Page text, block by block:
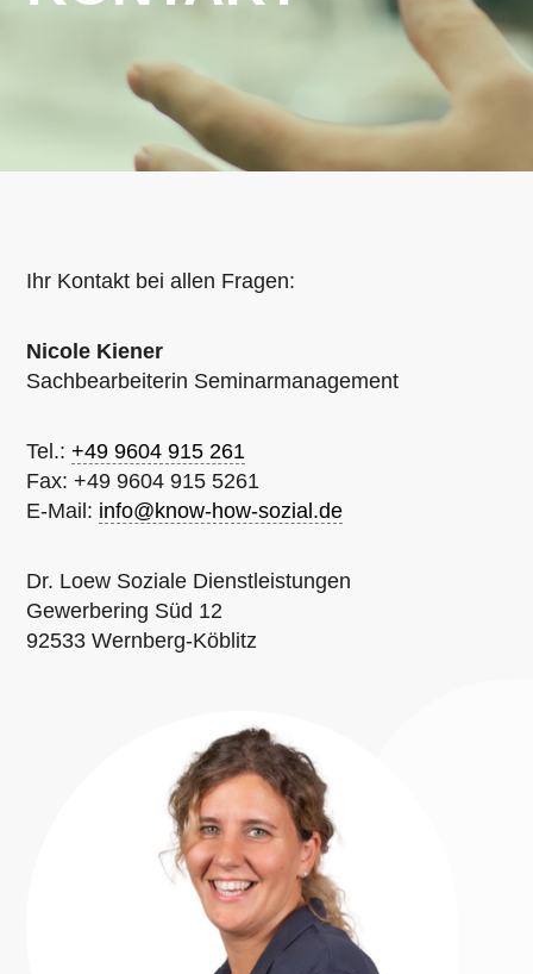
Ihr Kontakt bei allen Fragen:
Nicole Kiener
Sachbearbeiterin Seminarmanagement
Tel.:+49 9604 915 261
Fax: +49 9604 915 5261
E-Mail: info@know-how-sozial.de
Dr. Loew Soziale Dienstleistungen
Gewerbering Süd 12
92533 Wernberg-Köblitz